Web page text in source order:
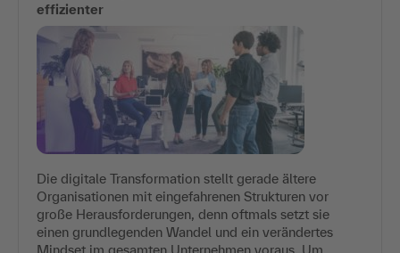
effizienter
Die digitale Transformation stellt gerade ältere
Organisationen mit eingefahrenen Strukturen vor
große Herausforderungen, denn oftmals setzt sie
einen grundlegenden Wandel und ein verändertes
Mindset im gesamten Unternehmen voraus. Um